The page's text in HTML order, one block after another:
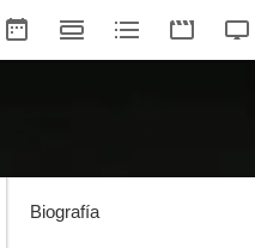
Biografía